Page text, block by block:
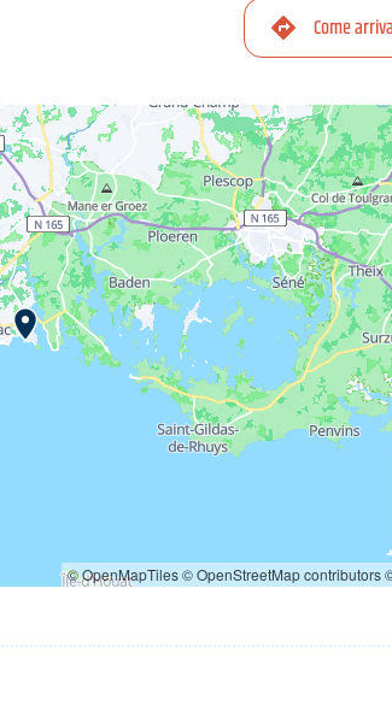
Come
© OpenMapTiles© OpenStreetMap contributors